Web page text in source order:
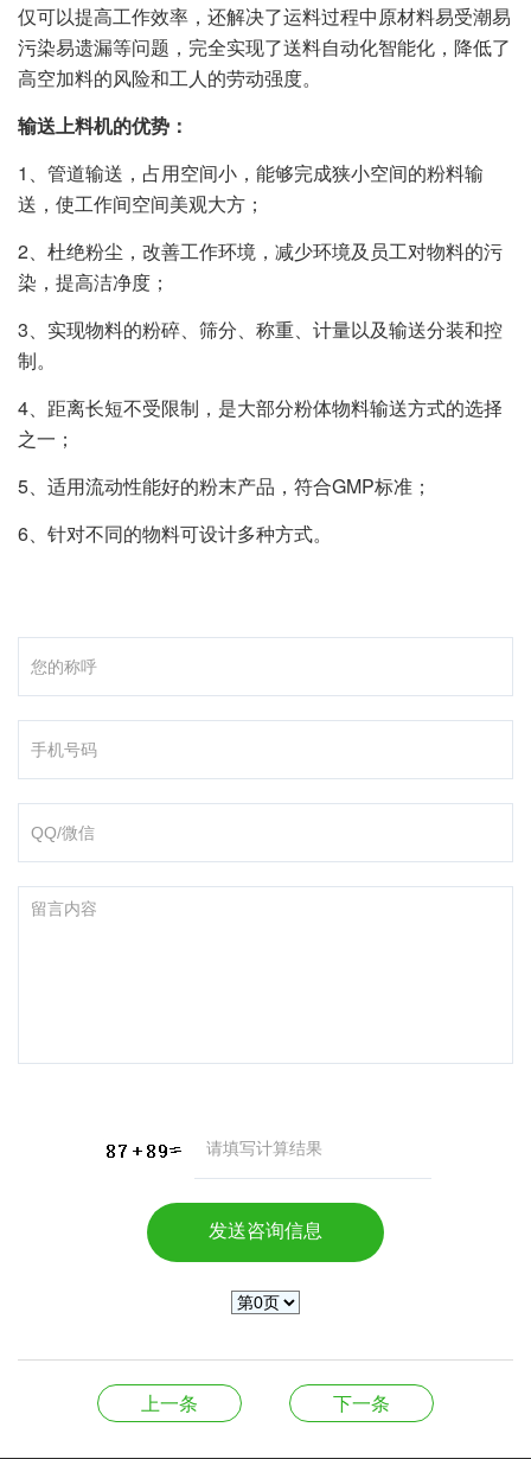
仅可以提高工作效率，还解决了运料过程中原材料易受潮易
污染易遗漏等问题，完全实现了送料自动化智能化，降低了
高空加料的风险和工人的劳动强度。
输送上料机的优势：
1、管道输送，占用空间小，能够完成狭小空间的粉料输
送，使工作间空间美观大方；
2、杜绝粉尘，改善工作环境，减少环境及员工对物料的污
染，提高洁净度；
3、实现物料的粉碎、筛分、称重、计量以及输送分装和控
制。
4、距离长短不受限制，是大部分粉体物料输送方式的选择
之一；
5、适用流动性能好的粉末产品，符合GMP标准；
6、针对不同的物料可设计多种方式。
上一条 下一条